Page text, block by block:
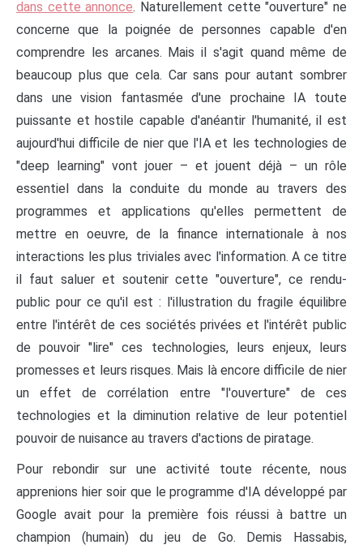
dans cette annonce. Naturellement cette "ouverture" ne
concerne que la poignée de personnes capable d'en
comprendre les arcanes. Mais il s'agit quand même de
beaucoup plus que cela. Car sans pour autant sombrer
dans une vision fantasmée d'une prochaine IA toute
puissante et hostile capable d'anéantir l'humanité, il est
aujourd'hui difficile de nier que l'IA et les technologies de
"deep learning" vont jouer – et jouent déjà – un rôle
essentiel dans la conduite du monde au travers des
programmes et applications qu'elles permettent de
mettre en oeuvre, de la finance internationale à nos
interactions les plus triviales avec l'information. A ce titre
il faut saluer et soutenir cette "ouverture", ce rendu-
public pour ce qu'il est : l'illustration du fragile équilibre
entre l'intérêt de ces sociétés privées et l'intérêt public
de pouvoir "lire" ces technologies, leurs enjeux, leurs
promesses et leurs risques. Mais là encore difficile de nier
un effet de corrélation entre "l'ouverture" de ces
technologies et la diminution relative de leur potentiel
pouvoir de nuisance au travers d'actions de piratage.
Pour rebondir sur une activité toute récente, nous
apprenions hier soir que le programme d'IA développé par
Google avait pour la première fois réussi à battre un
champion (humain) du jeu de Go. Demis Hassabis,